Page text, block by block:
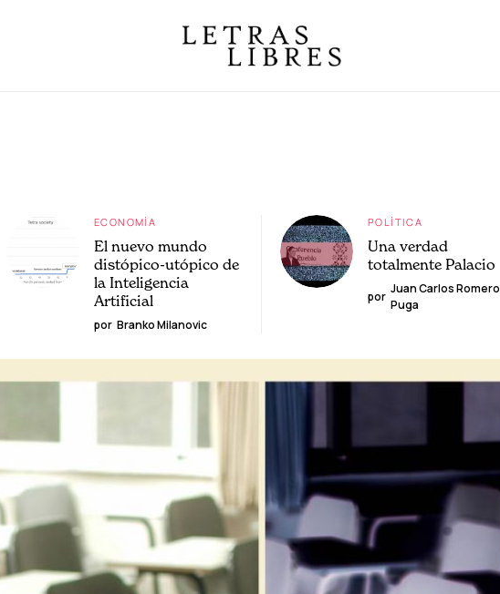
ECONOMÍA
El nuevo mundo
distópico-utópico de
la Inteligencia
Artificial
por Branko Milanovic
POLÍTICA
Una verdad
totalmente Palacio
por
Juan Carlos Romero
Puga